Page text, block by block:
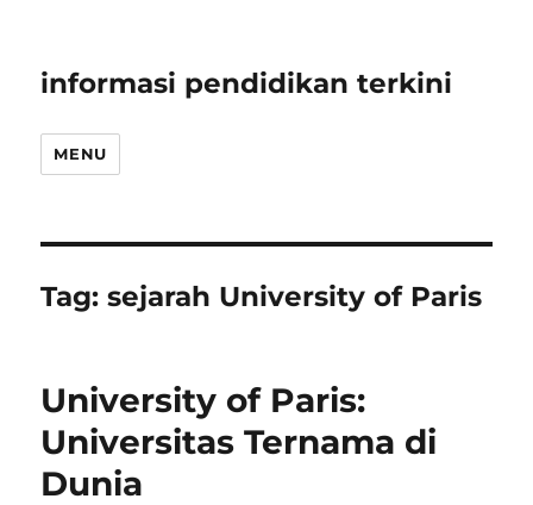
informasi pendidikan terkini
MENU
Tag:sejarah University of Paris
University of Paris:
Universitas Ternama di
Dunia